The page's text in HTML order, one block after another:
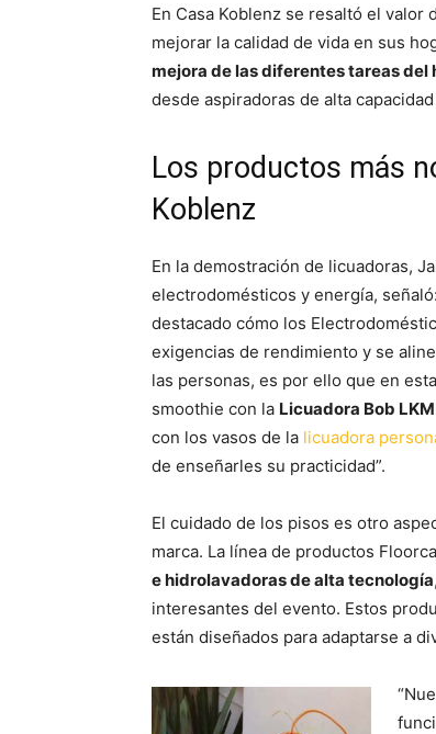
En Casa Koblenz se resaltó el
mejorar la calidad de vida en sus
mejora de las diferentes tareas del
desde aspiradoras de alta
Los productos más
Koblenz
En la demostración de licuadoras,
electrodomésticos y energía,
destacado cómo los
exigencias de rendimiento y se
las personas, es por ello que en
smoothie con la Licuadora Bob
con los vasos de la licuadora
de enseñarles su practicidad”.
El cuidado de los pisos es otro
marca. La línea de productos
e hidrolavadoras de alta tecnología
interesantes del evento. Estos
están diseñados para adaptarse a